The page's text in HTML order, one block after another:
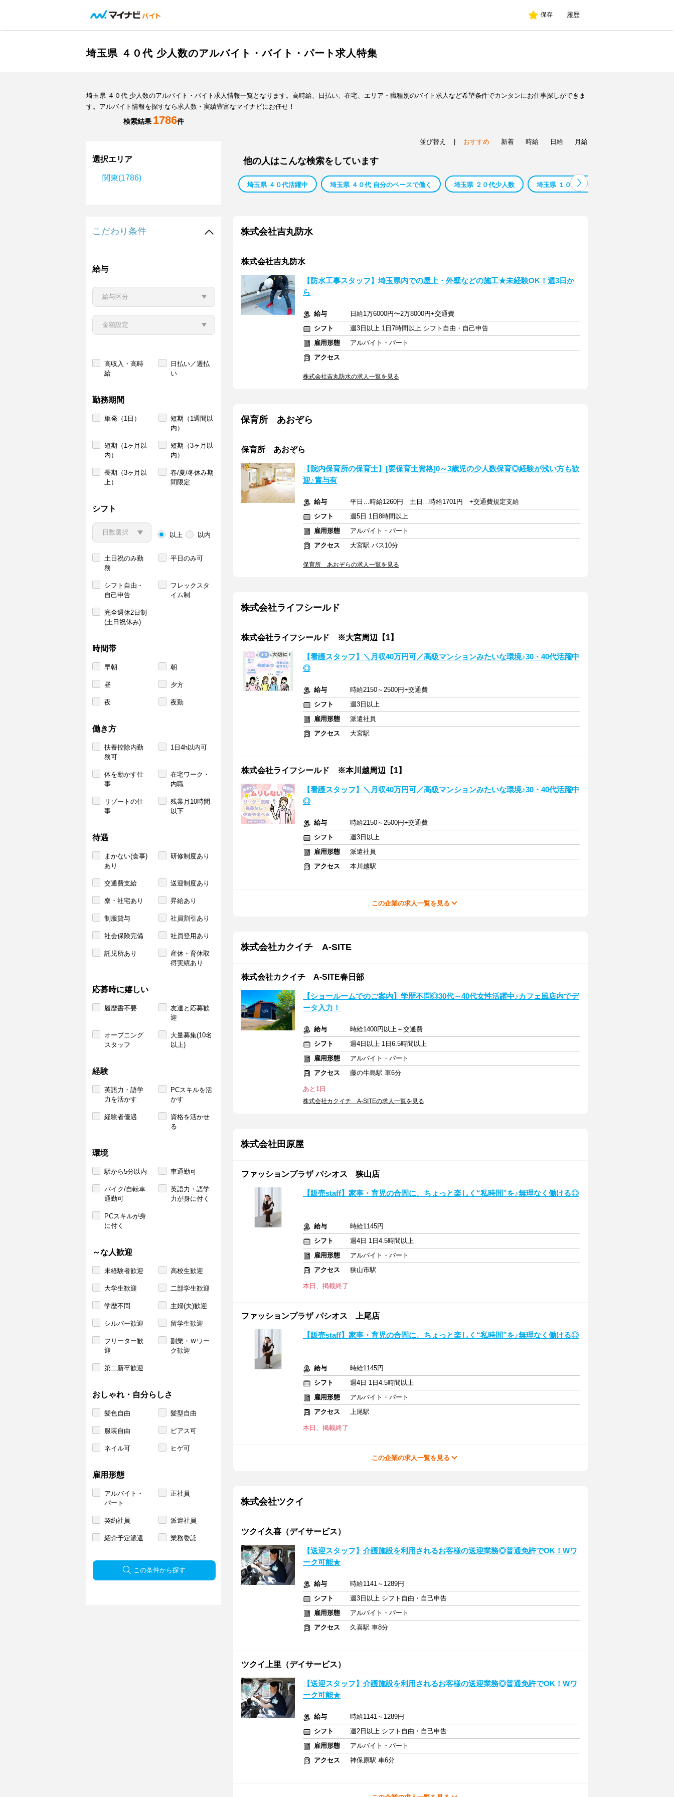
保存 履歴
埼玉県 ４０代 少人数のアルバイト・バイト・パート求人特集
埼玉県 ４０代 少人数のアルバイト・バイト求人情報一覧となります。高時給、日払い、在宅、エリア・職種別のバイト求人など希望条件でカンタンにお仕事探しができま
す。アルバイト情報を探すなら求人数・実績豊富なマイナビにお任せ！
検索結果 1786件
選択エリア
関東(1786)
こだわり条件
給与
高収入・高時
給
日払い／週払
い
勤務期間
単発（1日）
短期（1週間以
内）
短期（1ヶ月以
内）
短期（3ヶ月以
内）
長期（3ヶ月以
上）
春/夏/冬休み期
間限定
シフト
以上 以内
土日祝のみ勤
務
平日のみ可
シフト自由・
自己申告
フレックスタ
イム制
完全週休2日制
(土日祝休み)
時間帯
早朝 朝
昼 夕方
夜 夜勤
働き方
扶養控除内勤
務可
1日4h以内可
体を動かす仕
事
在宅ワーク・
内職
リゾートの仕
事
残業月10時間
以下
待遇
まかない(食事)
あり
研修制度あり
交通費支給 送迎制度あり
寮・社宅あり 昇給あり
制服貸与 社員割引あり
社会保険完備 社員登用あり
託児所あり
産休・育休取
得実績あり
応募時に嬉しい
履歴書不要
友達と応募歓
迎
オープニング
スタッフ
大量募集(10名
以上)
経験
英語力・語学
力を活かす
PCスキルを活
かす
経験者優遇
資格を活かせ
る
環境
駅から5分以内 車通勤可
バイク/自転車
通勤可
英語力・語学
力が身に付く
PCスキルが身
に付く
～な人歓迎
未経験者歓迎 高校生歓迎
大学生歓迎 二部学生歓迎
学歴不問 主婦(夫)歓迎
シルバー歓迎 留学生歓迎
フリーター歓
迎
副業・Ｗワー
ク歓迎
第二新卒歓迎
おしゃれ・自分らしさ
髪色自由 髪型自由
服装自由 ピアス可
ネイル可 ヒゲ可
雇用形態
アルバイト・
パート
正社員
契約社員 派遣社員
紹介予定派遣 業務委託
この条件から探す
並び替え おすすめ 新着 時給 日給 月給
他の人はこんな検索をしています
埼玉県 ４０代活躍中 埼玉県 ４０代 自分のペースで働く 埼玉県 ２０代少人数 埼玉県 １０代少人数
株式会社吉丸防水
株式会社吉丸防水
【防水工事スタッフ】埼玉県内での屋上・外壁などの施工★未経験OK！週3日か
ら
給与
日給1万6000円〜2万8000円+交通費
シフト
週3日以上 1日7時間以上 シフト自由・自己申告
雇用形態
アルバイト・パート
アクセス
株式会社吉丸防水の求人一覧を見る
保育所 あおぞら
保育所 あおぞら
【院内保育所の保育士】[要保育士資格]0～3歳児の少人数保育◎経験が浅い方も歓
迎♪賞与有
給与
平日…時給1260円 土日…時給1701円 +交通費規定支給
シフト
週5日 1日8時間以上
雇用形態
アルバイト・パート
アクセス
大宮駅 バス10分
保育所 あおぞらの求人一覧を見る
株式会社ライフシールド
株式会社ライフシールド ※大宮周辺【1】
【看護スタッフ】＼月収40万円可／高級マンションみたいな環境♪30・40代活躍中
◎
給与
時給2150～2500円+交通費
シフト
週3日以上
雇用形態
派遣社員
アクセス
大宮駅
株式会社ライフシールド ※本川越周辺【1】
【看護スタッフ】＼月収40万円可／高級マンションみたいな環境♪30・40代活躍中
◎
給与
時給2150～2500円+交通費
シフト
週3日以上
雇用形態
派遣社員
アクセス
本川越駅
この企業の求人一覧を見る
株式会社カクイチ A-SITE
株式会社カクイチ A-SITE春日部
【ショールームでのご案内】学歴不問◎30代～40代女性活躍中♪カフェ風店内でデ
ータ入力！
給与
時給1400円以上＋交通費
シフト
週4日以上 1日6.5時間以上
雇用形態
アルバイト・パート
アクセス
藤の牛島駅 車6分
あと1日
株式会社カクイチ A-SITEの求人一覧を見る
株式会社田原屋
ファッションプラザ パシオス 狭山店
【販売staff】家事・育児の合間に、ちょっと楽しく“私時間”を♪無理なく働ける◎
給与
時給1145円
シフト
週4日 1日4.5時間以上
雇用形態
アルバイト・パート
アクセス
狭山市駅
本日、掲載終了
ファッションプラザ パシオス 上尾店
【販売staff】家事・育児の合間に、ちょっと楽しく“私時間”を♪無理なく働ける◎
給与
時給1145円
シフト
週4日 1日4.5時間以上
雇用形態
アルバイト・パート
アクセス
上尾駅
本日、掲載終了
この企業の求人一覧を見る
株式会社ツクイ
ツクイ久喜（デイサービス）
【送迎スタッフ】介護施設を利用されるお客様の送迎業務◎普通免許でOK！Wワ
ーク可能★
給与
時給1141～1289円
シフト
週3日以上 シフト自由・自己申告
雇用形態
アルバイト・パート
アクセス
久喜駅 車8分
ツクイ上里（デイサービス）
【送迎スタッフ】介護施設を利用されるお客様の送迎業務◎普通免許でOK！Wワ
ーク可能★
給与
時給1141～1289円
シフト
週2日以上 シフト自由・自己申告
雇用形態
アルバイト・パート
アクセス
神保原駅 車6分